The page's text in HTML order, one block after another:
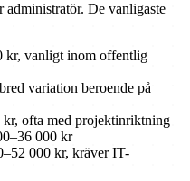
De vanligaste
kr, vanligt inom offentlig
variation beroende på
kr, ofta med projektinriktning
000 kr
000 kr, kräver IT-